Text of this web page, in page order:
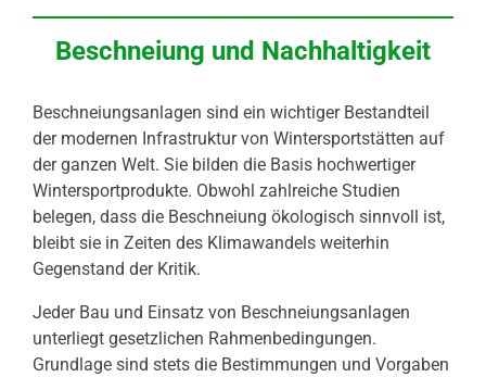
Beschneiung und Nachhaltigkeit
Beschneiungsanlagen sind ein wichtiger Bestandteil
der modernen Infrastruktur von Wintersportstätten auf
der ganzen Welt. Sie bilden die Basis hochwertiger
Wintersportprodukte. Obwohl zahlreiche Studien
belegen, dass die Beschneiung ökologisch sinnvoll ist,
bleibt sie in Zeiten des Klimawandels weiterhin
Gegenstand der Kritik.
Jeder Bau und Einsatz von Beschneiungsanlagen
unterliegt gesetzlichen Rahmenbedingungen.
Grundlage sind stets die Bestimmungen und Vorgaben